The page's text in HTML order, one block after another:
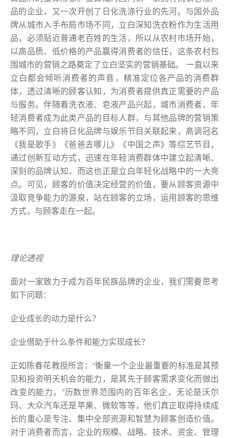
品的企业，又一次开创了日化洗涤行业的先河。与国外品
牌从城市入手布局市场不同，立白深知洗衣粉作为生活用
品，必须贴近普通老百姓的生活，所以从农村市场开始，
以高品质、低价格的产品赢得消费者的信任，这条农村包
围城市的营销之路奠定了立白坚实的营销基础。 一直以来
立白都会倾听消费者的声音，精准定位各产品的消费群
体，透过清晰的顾客认知，为消费者提供真正需要的产品
与服务。伴随着洗衣液、皂液产品兴起，城市消费者、年
轻消费者成为此类产品的目标人群，与其他品牌的营销策
略不同，立白将日化品牌与娱乐节目关联起来，高调冠名
《我是歌手》《爸爸去哪儿》《中国之声》等综艺节目，
通过创新互动方式，迅速在年轻消费群体中建立起清晰、
深刻的品牌认知，而这也正是立白年轻化战略中的一大亮
点。可见，顾客的价值决定经营的价值，要从顾客资源中
汲取竞争能力的源泉，站在顾客的立场，运用顾客的思维
方式，与顾客走在一起。
理论透视
面对一家致力于成为百年民族品牌的企业，我们需要思考
如下问题：
企业成长的动力是什么？
企业借助于什么条件和能力实现成长？
正如陈春花教授所言：“衡量一个企业最重要的标准是其预
见和投资明天机会的能力，是其先于顾客需求变化而做出
改变的能力。”历数世界范围内的百年名企，无论是沃尔
玛、大众汽车还是苹果、微软等等，他们真正取得持续成
长的重心是专注、集中全部资源和智慧为顾客创造价值。
对于消费者而言，企业的规模、战略、技术、资金、管理